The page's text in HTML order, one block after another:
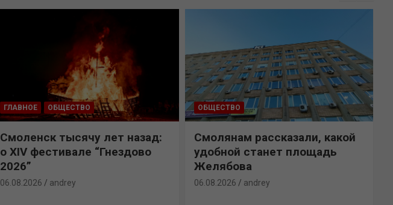
ГЛАВНОЕ ОБЩЕСТВО
Смоленск тысячу лет назад:
о XIV фестивале “Гнездово
2026”
06.08.2026 andrey
ОБЩЕСТВО
Смолянам рассказали, какой
удобной станет площадь
Желябова
06.08.2026 andrey